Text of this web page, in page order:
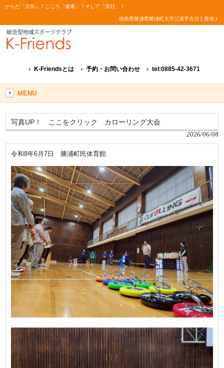
からだ「元気」！こころ「健康」！そして「笑顔」！
徳島県勝浦郡勝浦町大字三溪字古川１番地１
K-Friendsとは 予約・お問い合わせ tel:0885-42-3671
MENU
写真UP！ ここをクリック カローリング大会
2026/06/08
令和8年6月7日 勝浦町民体育館